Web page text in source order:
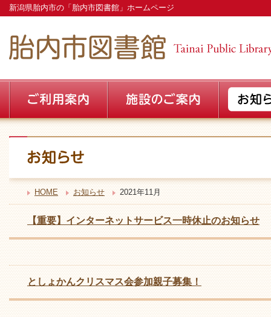
新潟県胎内市の「胎内市図書館」ホームページ
HOME お知らせ 2021年11月
【重要】インターネットサービス一時休止のお知らせ
としょかんクリスマス会参加親子募集！